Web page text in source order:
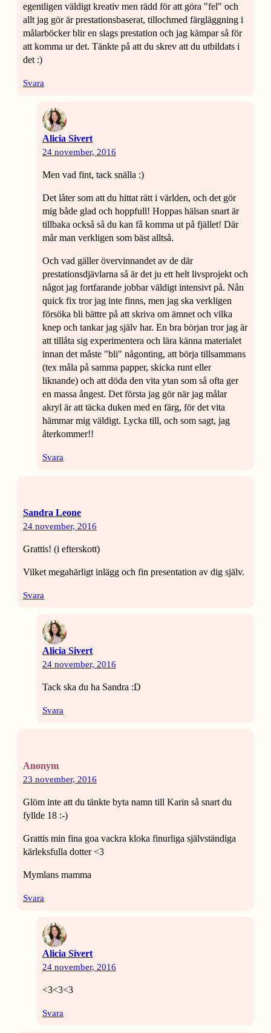
egentligen väldigt kreativ men rädd för att göra "fel" och
allt jag gör är prestationsbaserat, tillochmed färgläggning i
målarböcker blir en slags prestation och jag kämpar så för
att komma ur det. Tänkte på att du skrev att du utbildats i
det :)
Svara
Alicia Sivert
24 november, 2016
Men vad fint, tack snälla :)
Det låter som att du hittat rätt i världen, och det gör
mig både glad och hoppfull! Hoppas hälsan snart är
tillbaka också så du kan få komma ut på fjället! Där
mår man verkligen som bäst alltså.
Och vad gäller övervinnandet av de där
prestationsdjävlarna så är det ju ett helt livsprojekt och
något jag fortfarande jobbar väldigt intensivt på. Nån
quick fix tror jag inte finns, men jag ska verkligen
försöka bli bättre på att skriva om ämnet och vilka
knep och tankar jag själv har. En bra början tror jag är
att tillåta sig experimentera och lära känna materialet
innan det måste "bli" någonting, att börja tillsammans
(tex måla på samma papper, skicka runt eller
liknande) och att döda den vita ytan som så ofta ger
en massa ångest. Det första jag gör när jag målar
akryl är att täcka duken med en färg, för det vita
hämmar mig väldigt. Lycka till, och som sagt, jag
återkommer!!
Svara
Sandra Leone
24 november, 2016
Grattis! (i efterskott)
Vilket megahärligt inlägg och fin presentation av dig själv.
Svara
Alicia Sivert
24 november, 2016
Tack ska du ha Sandra :D
Svara
Anonym
23 november, 2016
Glöm inte att du tänkte byta namn till Karin så snart du
fyllde 18 :-)
Grattis min fina goa vackra kloka finurliga självständiga
kärleksfulla dotter <3
Mymlans mamma
Svara
Alicia Sivert
24 november, 2016
<3<3<3
Svara